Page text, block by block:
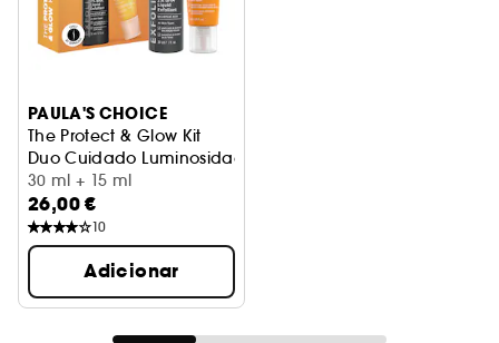
PAULA'S CHOICE
The Protect & Glow Kit
Duo Cuidado Luminosidade e Proteção
30 ml + 15 ml
26,00 €
10
Adicionar